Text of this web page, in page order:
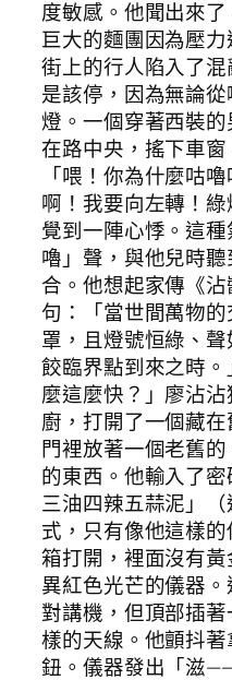
度敏感。他聞出來
巨大的麵團因為壓
街上的行人陷入了
是該停，因為無論
燈。一個穿著西裝
在路中央，搖下車窗
「喂！你為什麼咕
啊！我要向左轉！
覺到一陣心悸。這
嚕」聲，與他兒時
合。他想起家傳《
句：「當世間萬物
罩，且燈號恒綠、
餃臨界點到來之時
麼這麼快？」廖沾
廚，打開了一個藏
門裡放著一個老舊
的東西。他輸入了
三油四辣五蒜泥」
式，只有像他這樣
箱打開，裡面沒有
異紅色光芒的儀器
對講機，但頂部插
樣的天線。他顫抖
鈕。儀器發出「滋